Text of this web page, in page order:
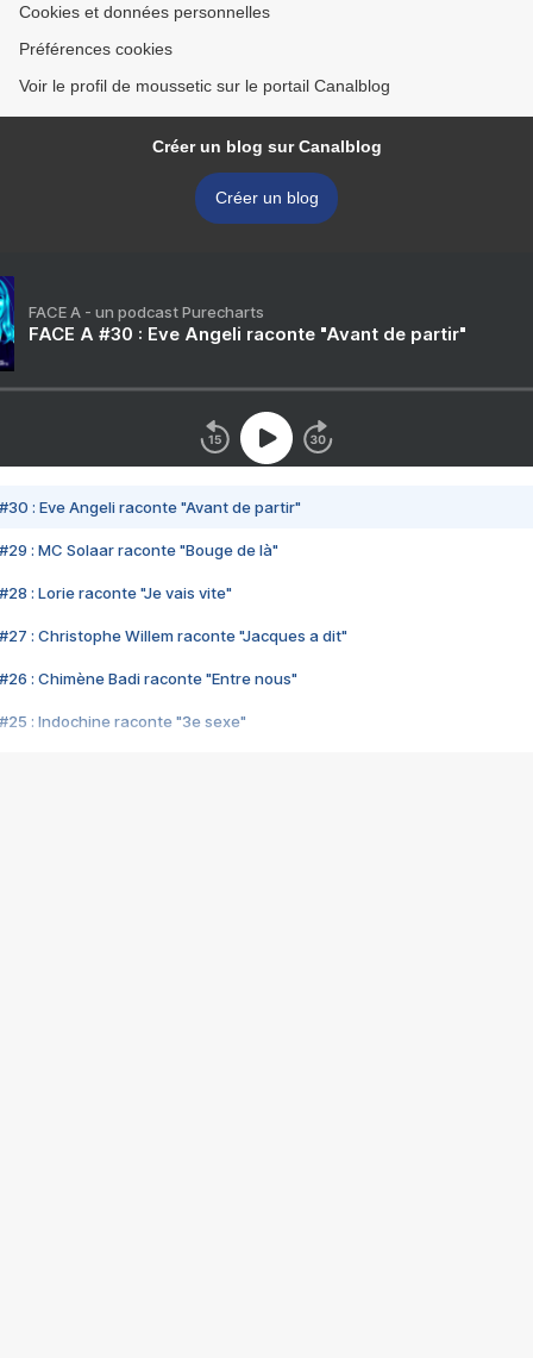
Cookies et données personnelles
Préférences cookies
Voir le profil de moussetic sur le portail Canalblog
Créer un blog sur Canalblog
Créer un blog
FACE A - un podcast Purecharts
FACE A #30 : Eve Angeli raconte "Avant de partir"
#30 : Eve Angeli raconte "Avant de partir"
#29 : MC Solaar raconte "Bouge de là"
#28 : Lorie raconte "Je vais vite"
#27 : Christophe Willem raconte "Jacques a dit"
#26 : Chimène Badi raconte "Entre nous"
#25 : Indochine raconte "3e sexe"